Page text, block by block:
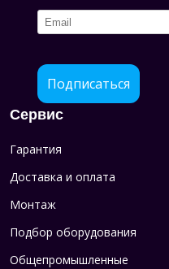
Подписаться
Сервис
Гарантия
Доставка и оплата
Монтаж
Подбор оборудования
Общепромышленные